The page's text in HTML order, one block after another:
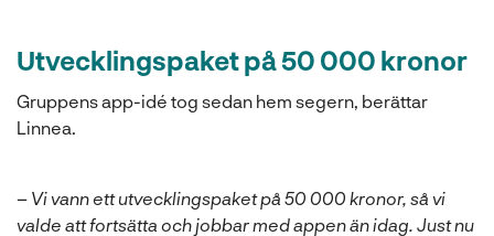
Utvecklingspaket på 50 000 kronor
Gruppens app-idé tog sedan hem segern, berättar
Linnea.
– Vi vann ett utvecklingspaket på 50 000 kronor, så vi
valde att fortsätta och jobbar med appen än idag. Just nu